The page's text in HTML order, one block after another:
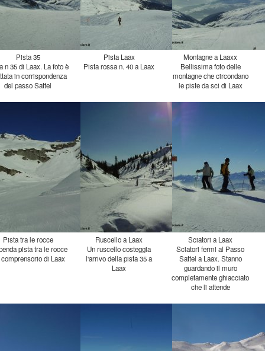
Pista 35
n 35 di Laax. La foto è
in corrispondenza
del passo Sattel
Pista Laax
Pista rossa n. 40 a Laax
Montagne a Laaxx
Bellissima foto delle
montagne che circondano
le piste da sci di Laax
Pista tra le rocce
pista tra le rocce
di Laax
Ruscello a Laax
Un ruscello costeggia
l'arrivo della pista 35 a
Laax
Sciatori a Laax
Sciatori fermi al Passo
Sattel a Laax. Stanno
guardando il muro
completamente ghiacciato
che li attende